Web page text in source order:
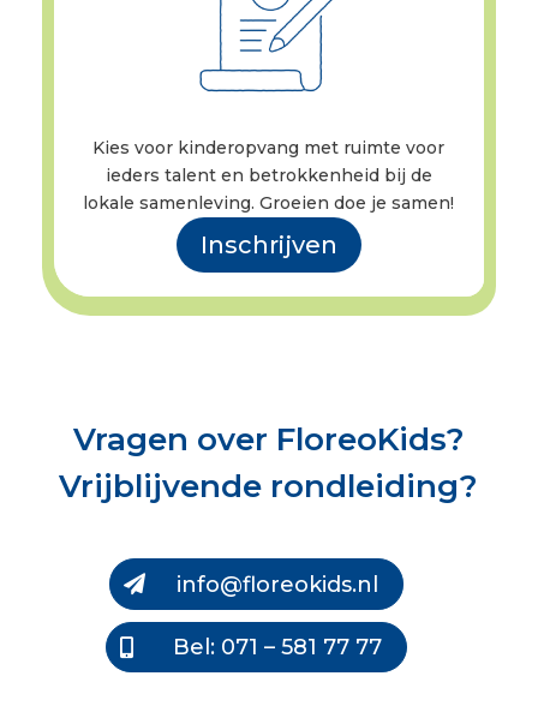
Kies voor kinderopvang met ruimte voor
ieders talent en betrokkenheid bij de
lokale samenleving. Groeien doe je samen!
Inschrijven
Vragen over FloreoKids?
Vrijblijvende rondleiding?
info@floreokids.nl
Bel: 071 – 581 77 77